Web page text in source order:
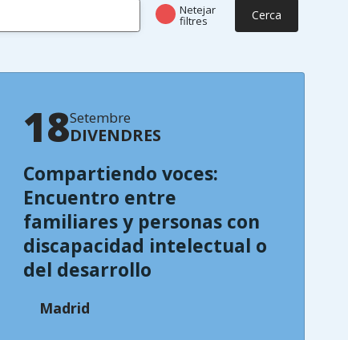
Netejar
filtres Cerca
Compartiendo voces:
Encuentro entre
familiares y personas con
discapacidad intelectual o
del desarrollo
18Setembre
DIVENDRES
Madrid